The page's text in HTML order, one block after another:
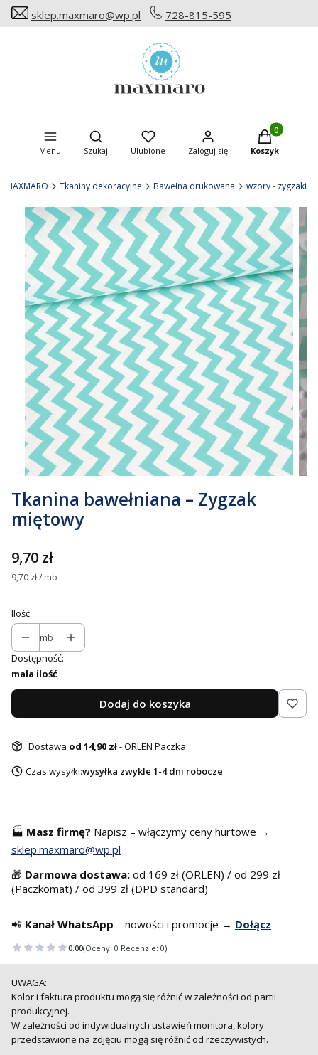
sklep.maxmaro@wp.pl 728-815-595
Menu
Otwórz wyszukiwarkę
Szukaj Ulubione Zaloguj się
Produkty w
Koszyk
MAXMARO Tkaniny dekoracyjne Bawełna drukowana wzory - zygzaki
Tkanina bawełniana – Zygzak
miętowy
Cena
9,70 zł
9,70 zł / mb
Ilość
mb
Dostępność:
mała ilość
Dodaj do koszyka
Dostawa od 14,90 zł- ORLEN Paczka
Czas wysyłki:wysyłka zwykle 1-4 dni robocze
🏭 Masz firmę? Napisz – włączymy ceny hurtowe →
sklep.maxmaro@wp.pl
🎁 Darmowa dostawa: od 169 zł (ORLEN) / od 299 zł
(Paczkomat) / od 399 zł (DPD standard)
📲 Kanał WhatsApp – nowości i promocje → Dołącz
0.00(Oceny: 0 Recenzje: 0)
UWAGA:
Kolor i faktura produktu mogą się różnić w zależności od partii
produkcyjnej.
W zależności od indywidualnych ustawień monitora, kolory
przedstawione na zdjęciu mogą się różnić od rzeczywistych.